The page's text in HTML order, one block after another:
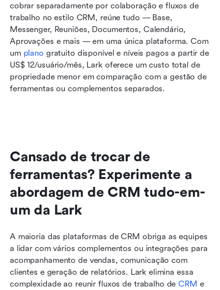
cobrar separadamente por colaboração e fluxos de
trabalho no estilo CRM, reúne tudo — Base,
Messenger, Reuniões, Documentos, Calendário,
Aprovações e mais — em uma única plataforma. Com
um plano gratuito disponível e níveis pagos a partir de
US$ 12/usuário/mês, Lark oferece um custo total de
propriedade menor em comparação com a gestão de
ferramentas ou complementos separados.
Cansado de trocar de
ferramentas? Experimente a
abordagem de CRM tudo-em-
um da Lark
A maioria das plataformas de CRM obriga as equipes
a lidar com vários complementos ou integrações para
acompanhamento de vendas, comunicação com
clientes e geração de relatórios. Lark elimina essa
complexidade ao reunir fluxos de trabalho de CRM e